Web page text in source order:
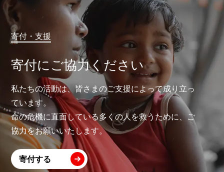
寄付・支援
寄付にご協力ください
私たちの活動は、皆さまのご支援によって成り立っ
ています。
命の危機に直面している多くの人を救うために、ご
協力をお願いいたします。
寄付する